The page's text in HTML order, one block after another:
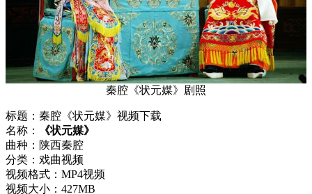
秦腔《状元媒》剧照
标题：秦腔《状元媒》视频下载
名称：
《状元媒》
曲种：陕西秦腔
分类：戏曲视频
视频格式：MP4视频
视频大小：427MB